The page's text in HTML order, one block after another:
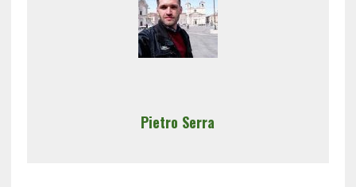
Pietro Serra